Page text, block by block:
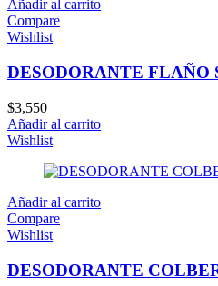
Añadir al carrito
Compare
Wishlist
DESODORANTE FLAÑO
$3,550
Añadir al carrito
Wishlist
Añadir al carrito
Compare
Wishlist
DESODORANTE